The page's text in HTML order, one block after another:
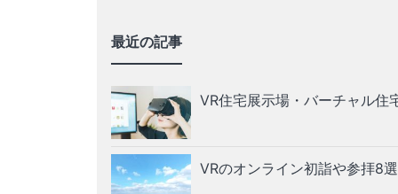
最近の記事
VR住宅展示場・バーチャル住
VRのオンライン初詣や参拝8